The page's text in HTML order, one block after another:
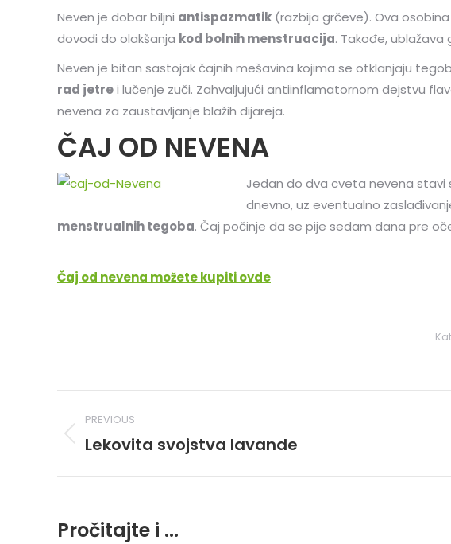
Neven je dobar biljni antispazmatik (razbija grčeve). Ova
dovodi do olakšanja kod bolnih menstruacija. Takođe,
Neven je bitan sastojak čajnih mešavina kojima se otklanjaju
rad jetrei lučenje zuči. Zahvaljujući antiinflamatornom dejstvu
nevena za zaustavljanje blažih dijareja.
ČAJ OD NEVENA
Jedan do dva cveta nevena stavi
dnevno, uz eventualno
menstrualnih tegoba. Čaj počinje da se pije sedam dana pre
Čaj od nevena možete kupiti ovde
Post
navigation
PREVIOUS
Previous
Lekovita svojstva lavande
Pročitajte i ...